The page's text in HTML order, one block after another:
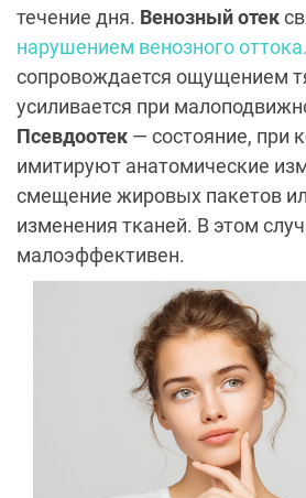
течение дня. Венозный отек
нарушением венозного оттока.
сопровождается ощущением
усиливается при
Псевдоотек — состояние, при
имитируют анатомические
смещение жировых пакетов
изменения тканей. В этом
малоэффективен.